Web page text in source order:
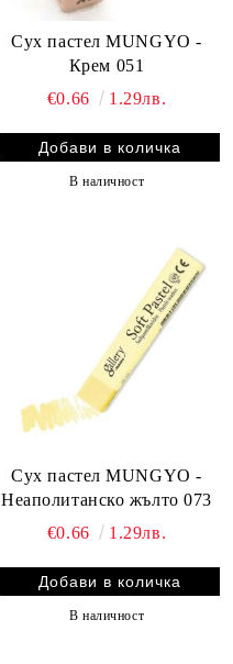
Сух пастел MUNGYO -
Крем 051
€0.66
1.29лв.
В наличност
Сух пастел MUNGYO -
Неаполитанско жълто 073
€0.66
1.29лв.
В наличност